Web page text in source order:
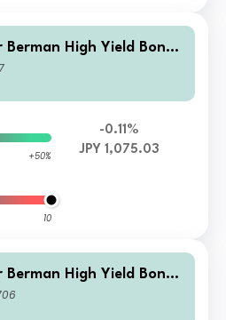
Berman High Yield Bond
(Monthly) Distributing Cl
+50%
10
-0.11%
JPY 1,075.03
Berman High Yield Bond
USD A (Weekly) Distributi